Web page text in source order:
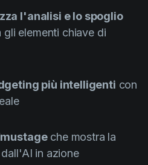
l'analisi e lo spoglio
gli elementi chiave di
più intelligenti con
che mostra la
in azione